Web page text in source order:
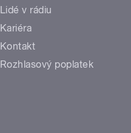
Lidé v rádiu
Kariéra
Kontakt
Rozhlasový poplatek